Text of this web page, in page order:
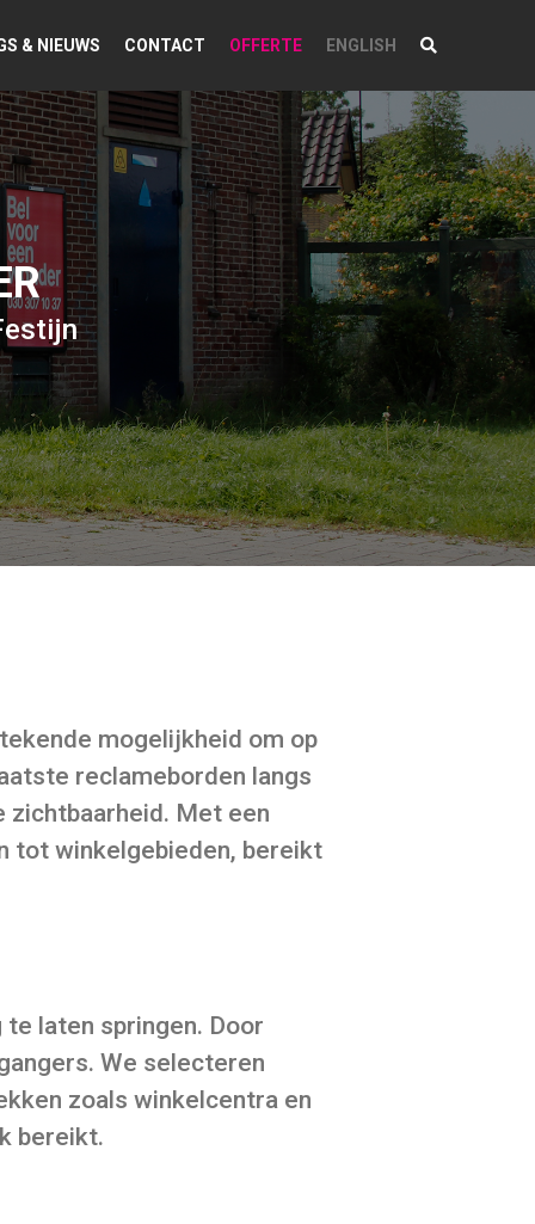
& NIEUWS CONTACT OFFERTE ENGLISH
mogelijkheid om op
reclameborden langs
zichtbaarheid. Met een
tot winkelgebieden, bereikt
laten springen. Door
We selecteren
zoals winkelcentra en
bereikt.